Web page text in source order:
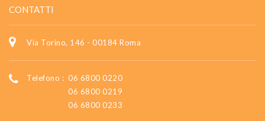
CONTATTI
Via Torino, 146 - 00184 Roma
Telefono : 06 6800 0220
06 6800 0219
06 6800 0233